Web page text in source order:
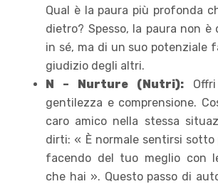
Qual è la paura più profonda
dietro? Spesso, la paura non è
in sé, ma di un suo potenziale
giudizio degli altri.
N – Nurture (Nutri):
gentilezza e comprensione.
caro amico nella stessa
dirti: « È normale sentirsi sotto
facendo del tuo meglio con
che hai ». Questo passo di